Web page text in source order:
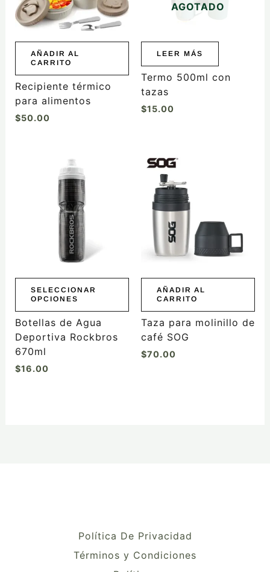
AÑADIR AL
CARRITO
Recipiente térmico
para alimentos
$50.00
AGOTADO
LEER MÁS
Termo 500ml con
tazas
$15.00
SELECCIONAR
OPCIONES
producto
múltiples
variantes.
elegir
la
página
de
Botellas de Agua
Deportiva Rockbros
670ml
$16.00
AÑADIR AL
CARRITO
Taza para molinillo de
café SOG
$70.00
Política De Privacidad
Términos y Condiciones